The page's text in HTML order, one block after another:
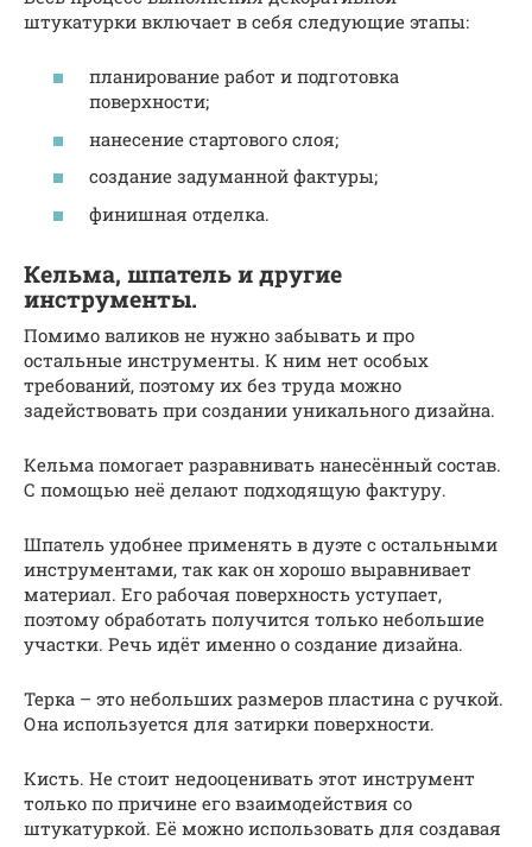
штукатурки включает в себя следующие этапы:
планирование работ и подготовка
поверхности;
нанесение стартового слоя;
создание задуманной фактуры;
финишная отделка.
Кельма, шпатель и другие
инструменты.
Помимо валиков не нужно забывать и про
остальные инструменты. К ним нет особых
требований, поэтому их без труда можно
задействовать при создании уникального дизайна.
Кельма помогает разравнивать нанесённый состав.
С помощью неё делают подходящую фактуру.
Шпатель удобнее применять в дуэте с остальными
инструментами, так как он хорошо выравнивает
материал. Его рабочая поверхность уступает,
поэтому обработать получится только небольшие
участки. Речь идёт именно о создание дизайна.
Терка – это небольших размеров пластина с ручкой.
Она используется для затирки поверхности.
Кисть. Не стоит недооценивать этот инструмент
только по причине его взаимодействия со
штукатуркой. Её можно использовать для создавая